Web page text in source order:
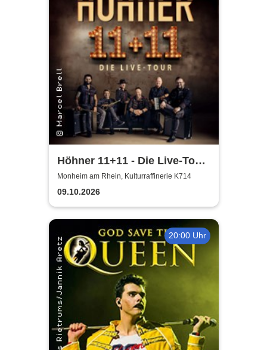
Höhner 11+11 - Die Live-Tour
2025/26
Monheim am Rhein, Kulturraffinerie K714
09.10.2026
20:00 Uhr